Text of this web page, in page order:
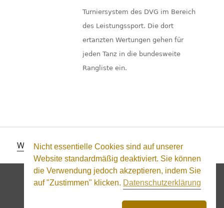
Turniersystem des DVG im Bereich
des Leistungssport. Die dort
ertanzten Wertungen gehen für
jeden Tanz in die bundesweite
Rangliste ein.
WordPress-Theme Foundervon Compete Themes.
Blind Temptation
Datenschutz
Nicht essentielle Cookies sind auf unserer
Website standardmäßig deaktiviert. Sie können
die Verwendung jedoch akzeptieren, indem Sie
auf "Zustimmen" klicken. Datenschutzerklärung